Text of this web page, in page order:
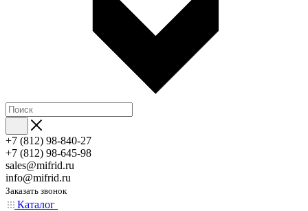
+7 (812) 98-840-27
+7 (812) 98-645-98
sales@mifrid.ru
info@mifrid.ru
Заказать звонок
Каталог